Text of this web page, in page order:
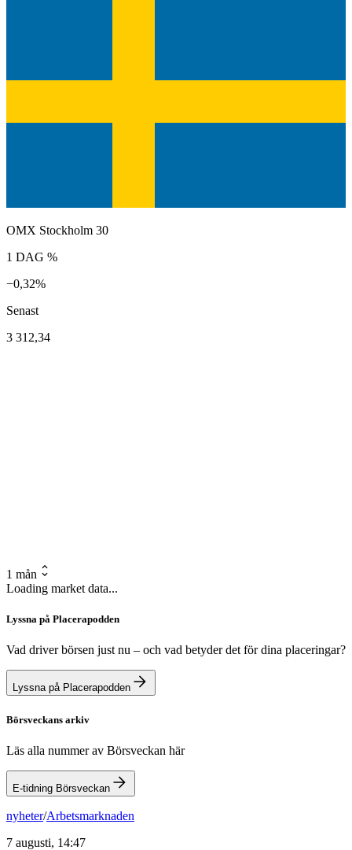
OMX Stockholm 30
1 DAG %
−0,32%
Senast
3 312,34
1 mån
Loading market data...
Lyssna på Placerapodden
Vad driver börsen just nu – och vad betyder det för dina placeringar?
Lyssna på Placerapodden
Börsveckans arkiv
Läs alla nummer av Börsveckan här
E-tidning Börsveckan
nyheter/Arbetsmarknaden
7 augusti, 14:47